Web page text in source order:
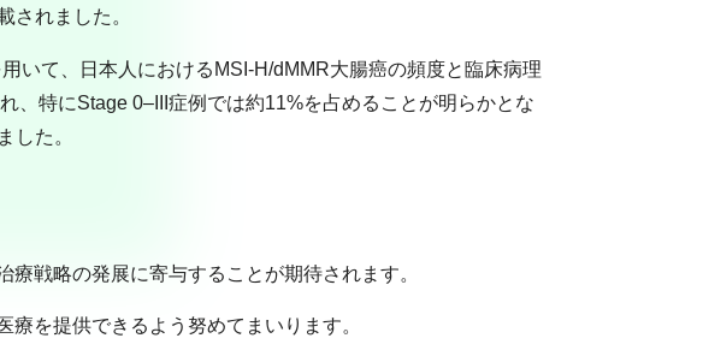
されました。
いて、日本人におけるMSI-H/dMMR大腸癌の頻度と臨床病理
、特にStage 0–III症例では約11%を占めることが明らかとな
した。
戦略の発展に寄与することが期待されます。
を提供できるよう努めてまいります。